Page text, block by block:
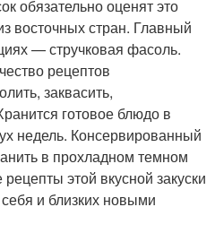
обязательно оценят это
восточных стран. Главный
— стручковая фасоль.
рецептов
заквасить,
готовое блюдо в
недель. Консервированный
в прохладном темном
этой вкусной закуски
и близких новыми